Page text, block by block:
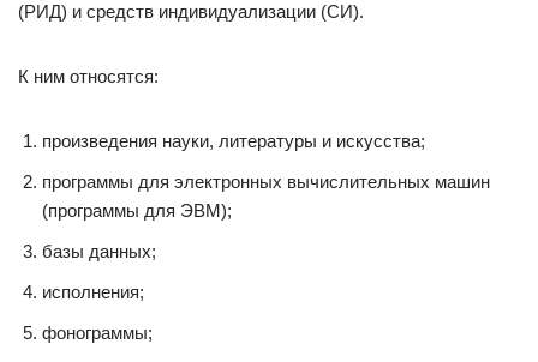
(РИД) и средств индивидуализации (СИ).
К ним относятся:
произведения науки, литературы и искусства;
программы для электронных вычислительных машин
(программы для ЭВМ);
базы данных;
исполнения;
фонограммы;